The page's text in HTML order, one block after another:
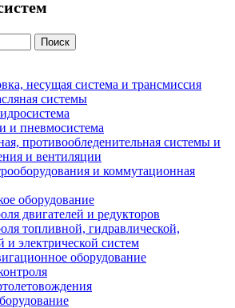
несущая система и трансмиссия
системы
и пневмосистема
противообледенительная системы и
и вентиляции
и коммутационная
оборудование
двигателей и редукторов
топливной, гидравлической,
и электрической систем
оборудование